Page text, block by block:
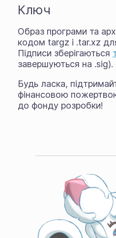
Ключ
Образ програми та
кодом targz і .tar.xz
Підписи зберігаються
завершуються на .sig).
Будь ласка,
фінансовою
до фонду розробки!